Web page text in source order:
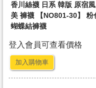
香川絲襪 日系 韓版 原宿
美 褲襪 【NO801-30】 粉
蝴蝶結褲襪
登入會員可查看價格
加入購物車